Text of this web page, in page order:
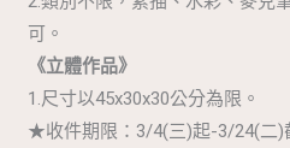
可。
《立體作品》
1.尺寸以45x30x30公分為限。
★收件期限：3/4(三)起-3/24(二)